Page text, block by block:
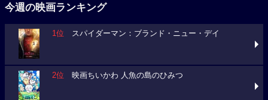
今週の映画ランキング
1位 スパイダーマン：ブランド・ニュー・デイ
2位 映画ちいかわ 人魚の島のひみつ